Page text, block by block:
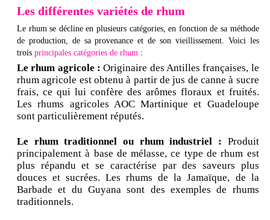
Les différentes variétés de rhum
Le rhum se décline en plusieurs catégories, en fonction de sa méthode
de production, de sa provenance et de son vieillissement. Voici les
trois principales catégories de rhum :
Le rhum agricole : Originaire des Antilles françaises, le
rhum agricole est obtenu à partir de jus de canne à sucre
frais, ce qui lui confère des arômes floraux et fruités.
Les rhums agricoles AOC Martinique et Guadeloupe
sont particulièrement réputés.
Le rhum traditionnel ou rhum industriel : Produit
principalement à base de mélasse, ce type de rhum est
plus répandu et se caractérise par des saveurs plus
douces et sucrées. Les rhums de la Jamaïque, de la
Barbade et du Guyana sont des exemples de rhums
traditionnels.